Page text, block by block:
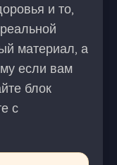
и то,
материал, а
если вам
блок
с